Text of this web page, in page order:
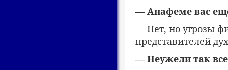
— Анафеме вас
— Нет, но угрозы
представителей
— Неужели так все